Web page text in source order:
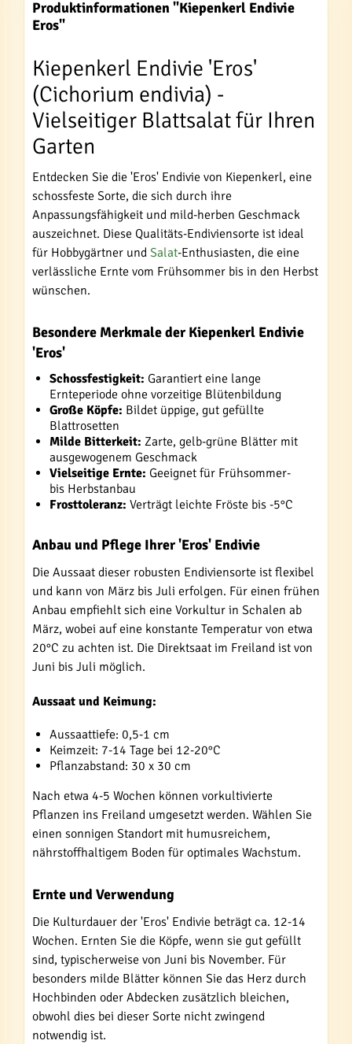
Produktinformationen "Kiepenkerl Endivie
Eros"
Kiepenkerl Endivie 'Eros'
(Cichorium endivia) -
Vielseitiger Blattsalat für Ihren
Garten
Entdecken Sie die 'Eros' Endivie von Kiepenkerl, eine
schossfeste Sorte, die sich durch ihre
Anpassungsfähigkeit und mild-herben Geschmack
auszeichnet. Diese Qualitäts-Endiviensorte ist ideal
für Hobbygärtner und Salat-Enthusiasten, die eine
verlässliche Ernte vom Frühsommer bis in den Herbst
wünschen.
Besondere Merkmale der Kiepenkerl Endivie
'Eros'
Schossfestigkeit: Garantiert eine lange
Ernteperiode ohne vorzeitige Blütenbildung
Große Köpfe: Bildet üppige, gut gefüllte
Blattrosetten
Milde Bitterkeit: Zarte, gelb-grüne Blätter mit
ausgewogenem Geschmack
Vielseitige Ernte: Geeignet für Frühsommer-
bis Herbstanbau
Frosttoleranz: Verträgt leichte Fröste bis -5°C
Anbau und Pflege Ihrer 'Eros' Endivie
Die Aussaat dieser robusten Endiviensorte ist flexibel
und kann von März bis Juli erfolgen. Für einen frühen
Anbau empfiehlt sich eine Vorkultur in Schalen ab
März, wobei auf eine konstante Temperatur von etwa
20°C zu achten ist. Die Direktsaat im Freiland ist von
Juni bis Juli möglich.
Aussaat und Keimung:
Aussaattiefe: 0,5-1 cm
Keimzeit: 7-14 Tage bei 12-20°C
Pflanzabstand: 30 x 30 cm
Nach etwa 4-5 Wochen können vorkultivierte
Pflanzen ins Freiland umgesetzt werden. Wählen Sie
einen sonnigen Standort mit humusreichem,
nährstoffhaltigem Boden für optimales Wachstum.
Ernte und Verwendung
Die Kulturdauer der 'Eros' Endivie beträgt ca. 12-14
Wochen. Ernten Sie die Köpfe, wenn sie gut gefüllt
sind, typischerweise von Juni bis November. Für
besonders milde Blätter können Sie das Herz durch
Hochbinden oder Abdecken zusätzlich bleichen,
obwohl dies bei dieser Sorte nicht zwingend
notwendig ist.